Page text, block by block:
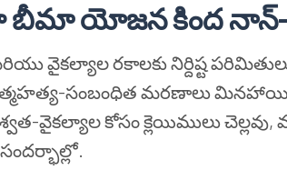
బీమా యోజన కింద
వైకల్యాల రకాలకు నిర్దిష్ట
ఆత్మహత్య-సంబంధిత మరణాలు
వైకల్యాల కోసం క్లెయిములు